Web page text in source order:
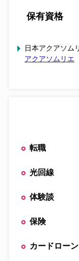
保有資格
日本アクアソム
アクアソムリエ
転職
光回線
体験談
保険
カードローン